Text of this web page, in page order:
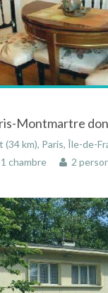
km), Paris, Île-de-
1 chambre 2